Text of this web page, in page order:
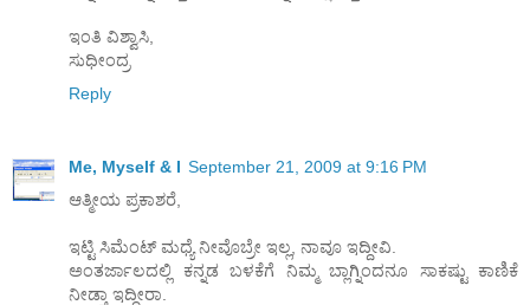
ಇಂತಿ ವಿಶ್ವಾಸಿ,
ಸುಧೀಂದ್ರ
Reply
Me, Myself & I September 21, 2009 at 9:16 PM
ಆತ್ಮೀಯ ಪ್ರಕಾಶರೆ,
ಇಟ್ಟಿ ಸಿಮೆಂಟ್ ಮಧ್ಯೆ ನೀವೊಬ್ರೇ ಇಲ್ಲ, ನಾವೂ ಇದ್ದೀವಿ.
ಅಂತರ್ಜಾಲದಲ್ಲಿ ಕನ್ನಡ ಬಳಕೆಗೆ ನಿಮ್ಮ ಬ್ಲಾಗ್ನಿಂದನೂ ಸಾಕಷ್ಟು ಕಾಣಿಕೆ
ನೀಡ್ತಾ ಇದ್ದೀರಾ.